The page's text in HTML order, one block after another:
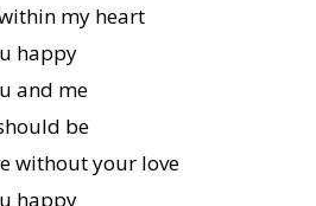
my heart
happy
and me
be
without your love
happy